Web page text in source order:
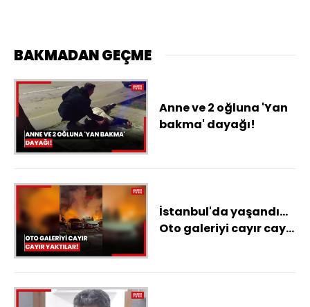
BAKMADAN GEÇME
Anne ve 2 oğluna 'Yan
bakma' dayağı!
İstanbul'da yaşandı...
Oto galeriyi cayır cayır